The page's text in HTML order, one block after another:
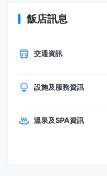
飯店訊息
交通資訊
設施及服務資訊
溫泉及SPA資訊